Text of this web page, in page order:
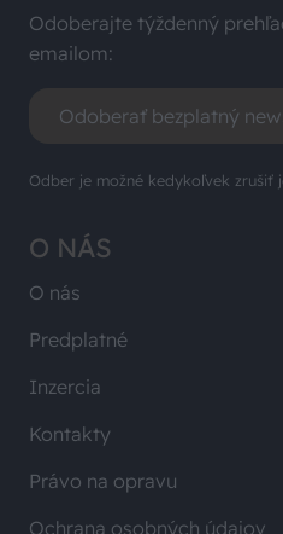
O NÁS
O nás
Predplatné
Inzercia
Kontakty
Právo na opravu
Ochrana osobných údajov
Odoberajte týždenný
emailom:
Odoberať bezplatný
Odber je možné kedykoľvek zrušiť